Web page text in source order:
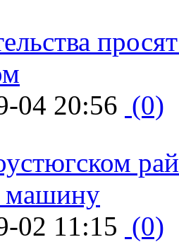
04 20:56 (0)
машину
02 11:15 (0)